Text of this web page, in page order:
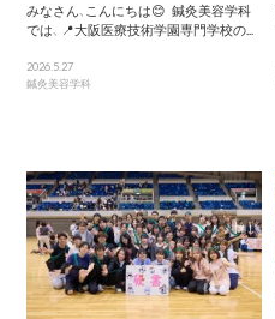
みなさん、こんにちは😊 鍼灸美容学科
では、 📍大阪医療技術学園専門学校の...
2026.5.27
鍼灸美容学科